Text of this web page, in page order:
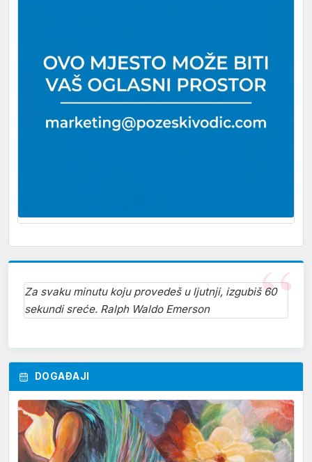
Za svaku minutu koju provedeš u ljutnji, izgubiš 60
sekundi sreće. Ralph Waldo Emerson
DOGAĐAJI